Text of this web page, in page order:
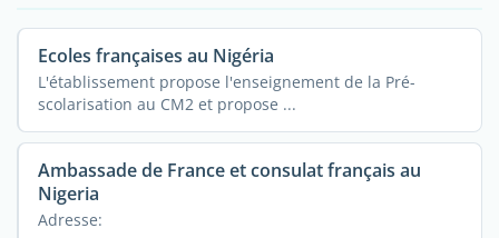
Ecoles françaises au Nigéria
L'établissement propose l'enseignement de la Pré-
scolarisation au CM2 et propose ...
Ambassade de France et consulat français au
Nigeria
Adresse: